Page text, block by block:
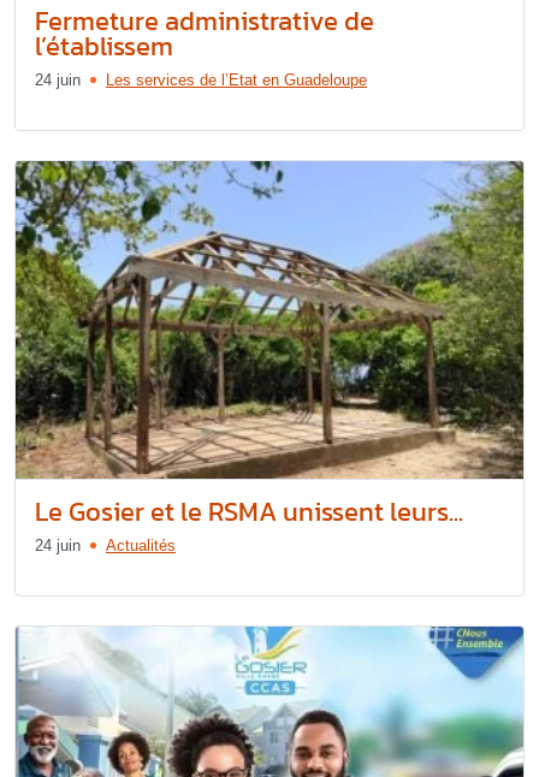
Fermeture administrative de
l’établissem
24 juin Les services de l’Etat en Guadeloupe
Le Gosier et le RSMA unissent leurs...
24 juin Actualités